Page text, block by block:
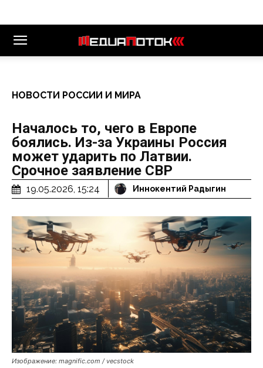
НОВОСТИ РОССИИ И МИРА
Началось то, чего в Европе
боялись. Из-за Украины Россия
может ударить по Латвии.
Срочное заявление СВР
19.05.2026, 15:24 Иннокентий Радыгин
Изображение: magnific.com / vecstock